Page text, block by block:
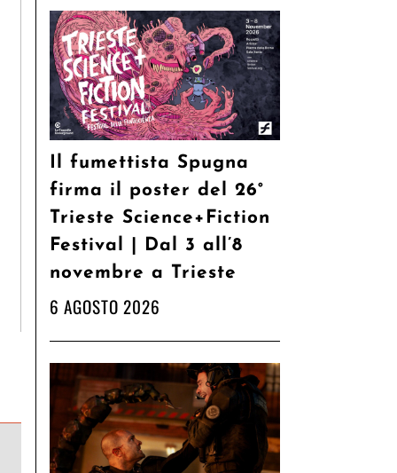
Il fumettista Spugna
firma il poster del 26°
Trieste Science+Fiction
Festival | Dal 3 all’8
novembre a Trieste
6 AGOSTO 2026